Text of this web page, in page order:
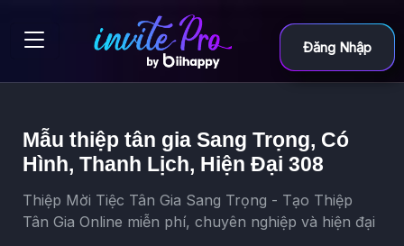
Đăng Nhập
Mẫu thiệp tân gia Sang Trọng, Có
Hình, Thanh Lịch, Hiện Đại 308
Thiệp Mời Tiệc Tân Gia Sang Trọng - Tạo Thiệp
Tân Gia Online miễn phí, chuyên nghiệp và hiện đại